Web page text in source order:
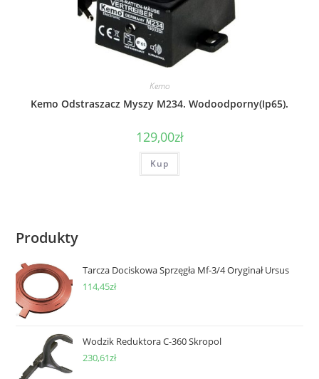
Kemo
Kemo Odstraszacz Myszy M234. Wodoodporny(Ip65).
129,00zł
Kup
Produkty
Tarcza Dociskowa Sprzęgła Mf-3/4 Oryginał Ursus
114,45zł
Wodzik Reduktora C-360 Skropol
230,61zł